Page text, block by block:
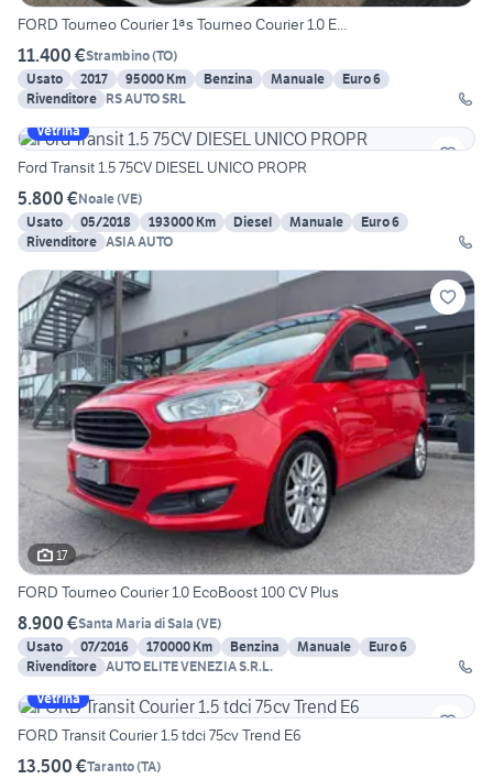
FORD Tourneo Courier 1ªs Tourneo Courier 1.0 E...
11.400 €Strambino(TO)
Usato
2017 95000 Km Benzina Manuale
Euro 6
Rivenditore RS AUTO SRL
Vetrina
Ford Transit 1.5 75CV DIESEL UNICO PROPR
5.800 €Noale(VE)
Usato
05/2018 193000 Km Diesel Manuale
Euro 6
Rivenditore ASIA AUTO
17
FORD Tourneo Courier 1.0 EcoBoost 100 CV Plus
8.900 €Santa Maria di Sala (VE)
Usato
07/2016 170000 Km Benzina Manuale
Euro 6
Rivenditore AUTO ELITE VENEZIA S.R.L.
Vetrina
FORD Transit Courier 1.5 tdci 75cv Trend E6
13.500 €Taranto(TA)